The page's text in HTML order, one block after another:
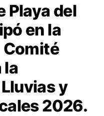
Playa del
en la
la
y
2026.